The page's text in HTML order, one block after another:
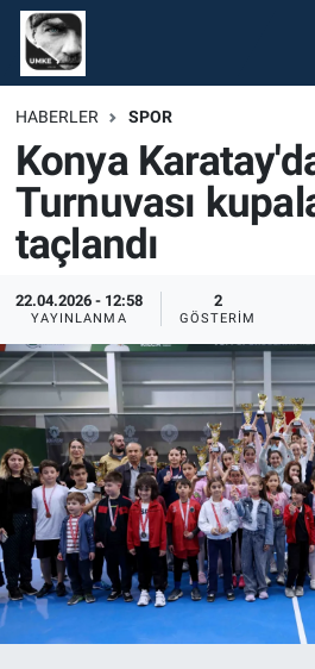
HABERLER SPOR
Konya
Turnuvası
taçlandı
22.04.2026 - 12:58
YAYINLANMA
2
GÖSTERIM
Gündem
Ekonomi
Spor
Magazin
Tüm Haberler
İletişim
Künye
Nöbetçi Eczaneler
Hava Durumu
Namaz Vakitleri
Trafik Durumu
Süper Lig Puan Durumu ve
Tüm Manşetler
Son Dakika Haberleri
Haber Arşivi